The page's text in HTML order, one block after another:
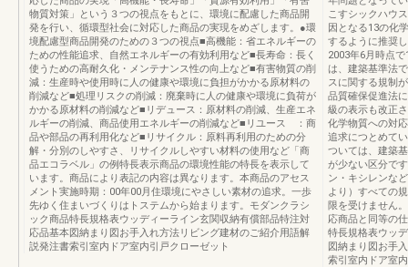
物質対策」という３つの視点をもとに、環境に配慮した商品開
発を行い、循環型社会に対応した商品の実現をめざします。●環
境配慮型商品開発のための３つの視点■高機能：省エネルギーの
ための性能追求、自然エネルギーの有効利用など■長寿命：長く
使うための高耐久化・メンテナンス性の向上など■有害物質の削
減：生産時や使用時に人の健康や環境に負担がかかる原材料の
削減など■処理リスクの削減：廃棄時に人の健康や環境に負荷が
かかる原材料の削減など■リデュース：原材料の削減、生産エネ
ルギーの削減、商品使用エネルギーの削減など■リユース ：商
品や部品の再利用化など■リサイクル：原料再利用のための分
解・分別のしやすさ、リサイクルしやすい材料の使用など「商
品エコラベル」の例特長表示商品の環境性能の特長を表示して
います。商品により表記の内容は異なります。本商品のアセス
メント実施時期：00年00月住環境にやさしい素材の追求。一歩
先ゆく住まいづくりはトステムから始まります。モダンクラシ
ック商品特長規格表ウッディーライン玄関収納有償部品特注対
応品基本図納まり図お手入れ方法リビング建材のご紹介用語解
説発注書索引室内ドア室内引戸クローゼット
こすシックハウ
因となる13の化
するように推奨
2003年6月時点
は、建築基準法
スに関する規制
品質確保促進法
級の表示も改正
化学物質への対
追求につとめて
ついては、建築
が少ない区分で
ン・キシレンな
より）すべての
限を受けません
応商品と同等の
特長規格表ウッ
図納まり図お手
索引室内ドア室